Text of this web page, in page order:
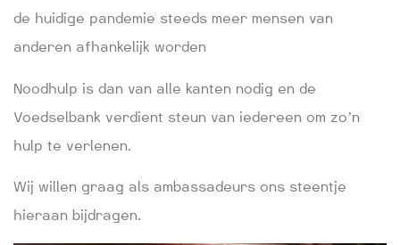
de huidige pandemie steeds meer mensen van
anderen afhankelijk worden
Noodhulp is dan van alle kanten nodig en de
Voedselbank verdient steun van iedereen om zo’n
hulp te verlenen.
Wij willen graag als ambassadeurs ons steentje
hieraan bijdragen.